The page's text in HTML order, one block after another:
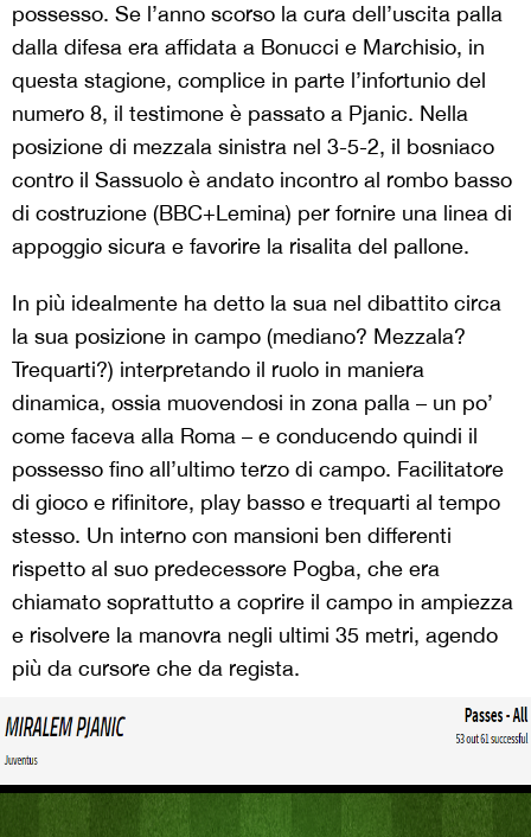
possesso. Se l’anno scorso la cura dell’uscita palla
dalla difesa era affidata a Bonucci e Marchisio, in
questa stagione, complice in parte l’infortunio del
numero 8, il testimone è passato a Pjanic. Nella
posizione di mezzala sinistra nel 3-5-2, il bosniaco
contro il Sassuolo è andato incontro al rombo basso
di costruzione (BBC+Lemina) per fornire una linea di
appoggio sicura e favorire la risalita del pallone.
In più idealmente ha detto la sua nel dibattito circa
la sua posizione in campo (mediano? Mezzala?
Trequarti?) interpretando il ruolo in maniera
dinamica, ossia muovendosi in zona palla – un po’
come faceva alla Roma – e conducendo quindi il
possesso fino all’ultimo terzo di campo. Facilitatore
di gioco e rifinitore, play basso e trequarti al tempo
stesso. Un interno con mansioni ben differenti
rispetto al suo predecessore Pogba, che era
chiamato soprattutto a coprire il campo in ampiezza
e risolvere la manovra negli ultimi 35 metri, agendo
più da cursore che da regista.